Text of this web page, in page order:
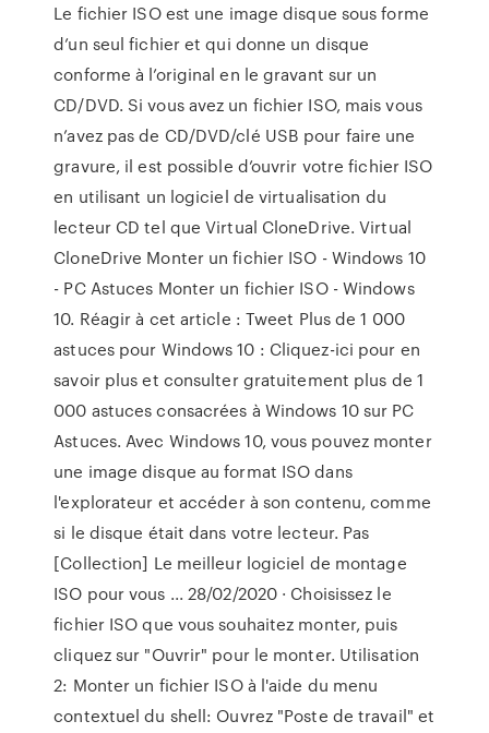
Le fichier ISO est une image disque sous forme
d’un seul fichier et qui donne un disque
conforme à l’original en le gravant sur un
CD/DVD. Si vous avez un fichier ISO, mais vous
n’avez pas de CD/DVD/clé USB pour faire une
gravure, il est possible d’ouvrir votre fichier ISO
en utilisant un logiciel de virtualisation du
lecteur CD tel que Virtual CloneDrive. Virtual
CloneDrive Monter un fichier ISO - Windows 10
- PC Astuces Monter un fichier ISO - Windows
10. Réagir à cet article : Tweet Plus de 1 000
astuces pour Windows 10 : Cliquez-ici pour en
savoir plus et consulter gratuitement plus de 1
000 astuces consacrées à Windows 10 sur PC
Astuces. Avec Windows 10, vous pouvez monter
une image disque au format ISO dans
l'explorateur et accéder à son contenu, comme
si le disque était dans votre lecteur. Pas
[Collection] Le meilleur logiciel de montage
ISO pour vous ... 28/02/2020 · Choisissez le
fichier ISO que vous souhaitez monter, puis
cliquez sur "Ouvrir" pour le monter. Utilisation
2: Monter un fichier ISO à l'aide du menu
contextuel du shell: Ouvrez "Poste de travail" et